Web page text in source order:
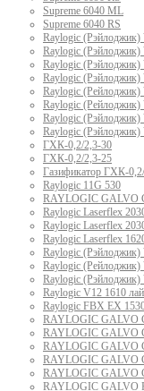
Supreme 6040 ML
Supreme 6040 RS
Raylogic
Raylogic
Raylogic
Raylogic
Raylogic
Raylogic
Raylogic
Raylogic
ГХК-0,2/2,3-30
ГХК-0,2/2,3-25
Газификатор ГХК-
Raylogic 11G 530
RAYLOGIC GALVO
Raylogic Laserflex
Raylogic Laserflex
Raylogic Laserflex
Raylogic (Рэйлоджик)
Raylogic
Raylogic
Raylogic V12 1610
Raylogic FBX EX
RAYLOGIC GALVO
RAYLOGIC GALVO
RAYLOGIC GALVO
RAYLOGIC GALVO
RAYLOGIC GALVO
RAYLOGIC GALVO